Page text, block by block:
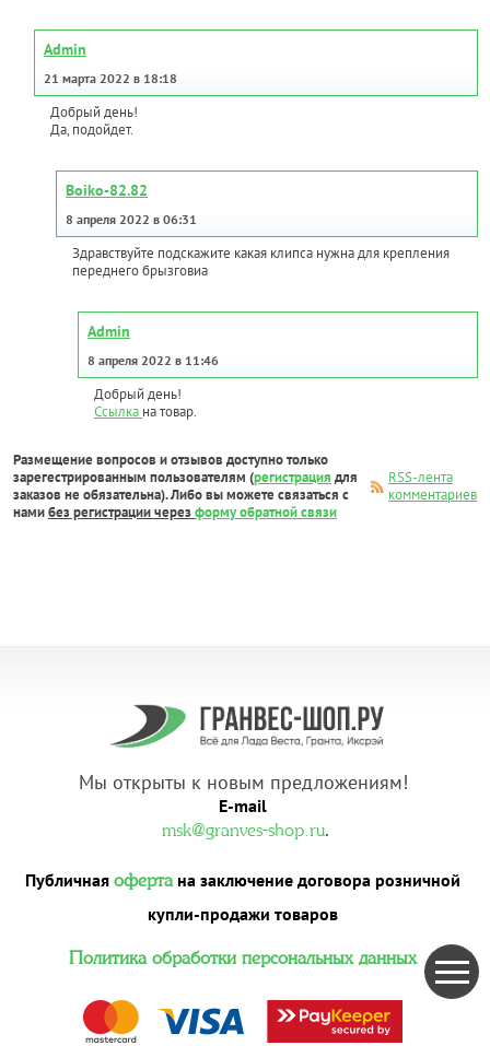
Admin
21 марта 2022 в 18:18
Добрый день!
Да, подойдет.
Boiko-82.82
8 апреля 2022 в 06:31
Здравствуйте подскажите какая клипса нужна для крепления
переднего брызговиа
Admin
8 апреля 2022 в 11:46
Добрый день!
Ссылка на товар.
Размещение вопросов и отзывов доступно только
зарегестрированным пользователям (регистрация для
заказов не обязательна). Либо вы можете связаться с
намибез регистрации через форму обратной связи
RSS-лента
комментариев
Мы открыты к новым предложениям!
E-mail
msk@granves-shop.ru.
Публичная офертана заключение договора розничной
купли-продажи товаров
Политика обработки персональных данных